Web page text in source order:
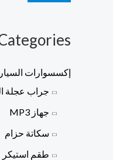
إكسسوارات
جراب عجلة
جهاز MP3
سكاتة حزام
طقم استيكر